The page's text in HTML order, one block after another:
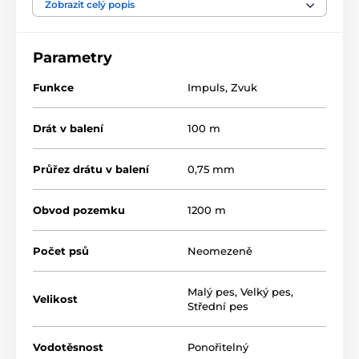
nebo ho vést přes plot či zeď
v maximální výšce 30
cm.Varovnou i korekční zónumůžete zároveň
zabezpečíte
krku. Výhodou modelu D-Fence 101 je bezpochyby
vodotěsný přijímač
vydrží i krátké ponoření.
Unikátní technologické řešení ISIT detekuje
sílu rušivých signálůjako prevenci narušení funkcí a
chybné instalace.
Zobrazit celý popis
Parametry
Funkce Impuls, Zvuk
Drát v balení 100 m
Průřez drátu v balení 0,75 mm
Obvod pozemku 1200 m
Počet psů Neomezeně
Velikost
Malý pes, Velký pes,
Střední pes
Vodotěsnost Ponořitelný